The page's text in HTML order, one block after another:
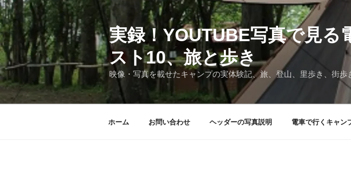
コ
ン
テ
ン
ツ
へ
ス
キ
実録！YOUTUBE写真で見る
スト10、旅と歩き
映像・写真を載せたキャンプの実体験記、旅、登山、里歩き、街歩
ホーム お問い合わせ ヘッダーの写真説明 電車で行くキャン